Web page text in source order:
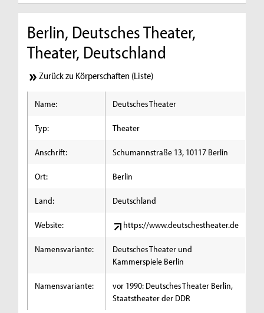
Berlin, Deutsches Theater,
Theater, Deutschland
Zurück zu Körperschaften (Liste)
Name: Deutsches Theater
Typ: Theater
Anschrift: Schumannstraße 13, 10117 Berlin
Ort: Berlin
Land: Deutschland
Website: https://www.deutschestheater.de
Namensvariante:
Deutsches Theater und
Kammerspiele Berlin
Namensvariante:
vor 1990: Deutsches Theater Berlin,
Staatstheater der DDR